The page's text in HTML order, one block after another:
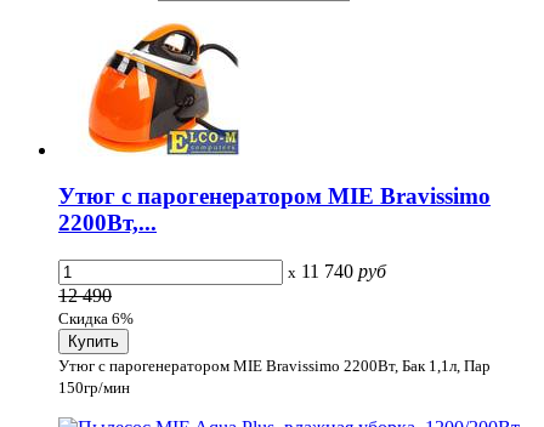
Утюг с парогенератором MIE Bravissimo
2200Вт,...
x 11 740 руб
12 490
Скидка 6%
Утюг с парогенератором MIE Bravissimo 2200Вт, Бак 1,1л, Пар
150гр/мин